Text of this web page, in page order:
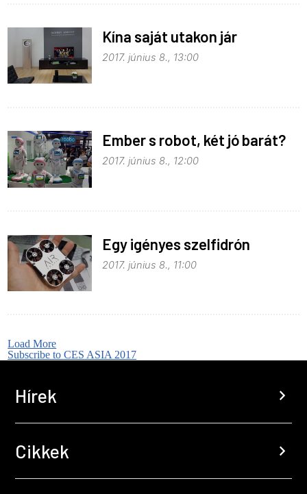
Kína saját utakon jár
2017. június 8., 13:00
Ember s robot, két jó barát?
2017. június 8., 12:00
Egy igényes szelfidrón
2017. június 8., 11:00
Load More
Subscribe to CES ASIA 2017
Hírek chevron_right
Cikkek chevron_right